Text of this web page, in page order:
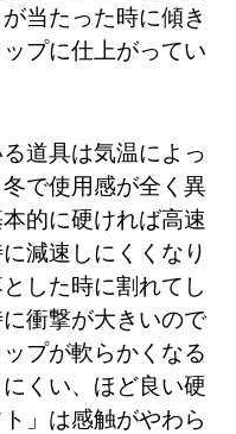
当たった時に傾き
プに仕上がってい
道具は気温によっ
で使用感が全く異
的に硬ければ高速
減速しにくくなり
した時に割れてし
衝撃が大きいので
プが軟らかくなる
くい、ほど良い硬
」は感触がやわら